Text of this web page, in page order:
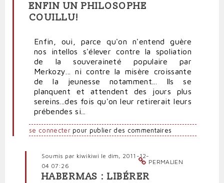
ENFIN UN PHILOSOPHE
COUILLU!
Enfin, oui, parce qu'on n'entend guère
nos intellos s'élever contre la spoliation
de la souveraineté populaire par
Merkozy... ni contre la misère croissante
de la jeunesse notamment... Ils se
planquent et attendent des jours plus
sereins...des fois qu'on leur retirerait leurs
prébendes si...
se connecterpour publier des commentaires
PERMALIEN
Soumis par kiwikiwi le dim, 2011-12-
04 07:26
HABERMAS : LIBÉRER